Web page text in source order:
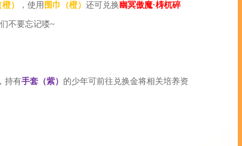
） ， 使用 围巾（橙） 还可兑换 幽冥傲魔·梼杌碎
不要忘记喽~
，持有手套（紫） 的少年可前往兑换金将相关培养资